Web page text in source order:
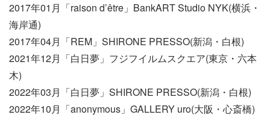
2017年01月「raison d’être」BankART Studio NYK(横浜・
海岸通)
2017年04月「REM」SHIRONE PRESSO(新潟・白根)
2021年12月「白日夢」フジフイルムスクエア(東京・六本
木)
2022年03月「白日夢」SHIRONE PRESSO(新潟・白根)
2022年10月「anonymous」GALLERY uro(大阪・心斎橋)